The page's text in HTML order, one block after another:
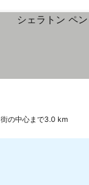
街の中心まで3.0 km